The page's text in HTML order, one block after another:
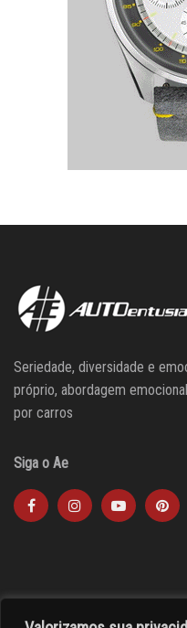
Seriedade, diversidade e
próprio, abordagem
por carros
Siga o Ae